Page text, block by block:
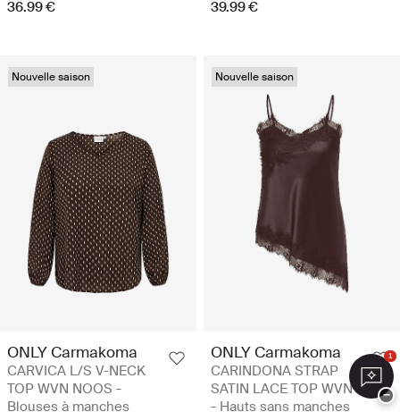
36.99 € 39.99 €
Nouvelle saison
ONLY Carmakoma
CARVICA L/S V-NECK
TOP WVN NOOS -
Blouses à manches
Nouvelle saison
ONLY Carmakoma
CARINDONA STRAP
SATIN LACE TOP WVN
- Hauts sans manches
1
−